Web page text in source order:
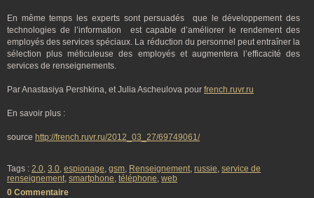
En même temps les experts sont persuadés que le développement des
technologies de l’information est capable d’améliorer le rendement des
employés des services spéciaux. La réduction du personnel peut entraîner la
sélection plus méticuleuse des employés et augmentera l’efficacité des
services de renseignements.
Par Anastasiya Pershkina, et Julia Ascheulova pour french.ruvr.ru
En savoir plus :
source http://french.ruvr.ru/2012_03_27/69749061/
Tags : 2.0, 3.0, espionage, gsm, Renseignement, russie, service de
renseignement, smartphone, téléphone, web
0 Commentaire